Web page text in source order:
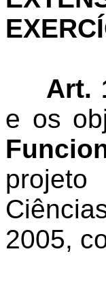
Art.
e os
2005,